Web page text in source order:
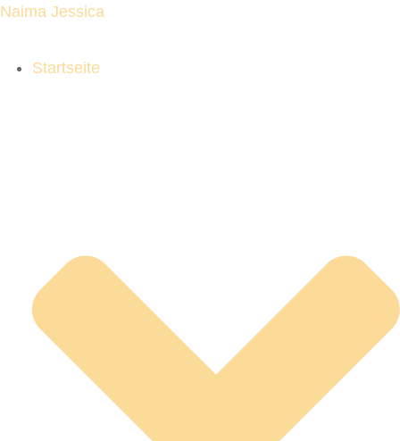
Naima Jessica
Startseite